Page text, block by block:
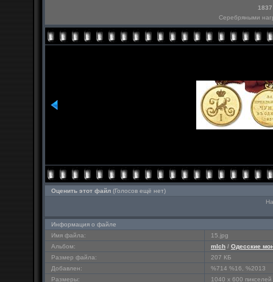
Серебряными
Оценить этот файл (Голосов ещё нет)
Информация о файле
Имя файла:
15.jpg
Альбом:
mlch / Одесские
Размер файла:
207 КБ
Добавлен:
%714 %16, %2013
Размеры:
1040 x 600 пикселей